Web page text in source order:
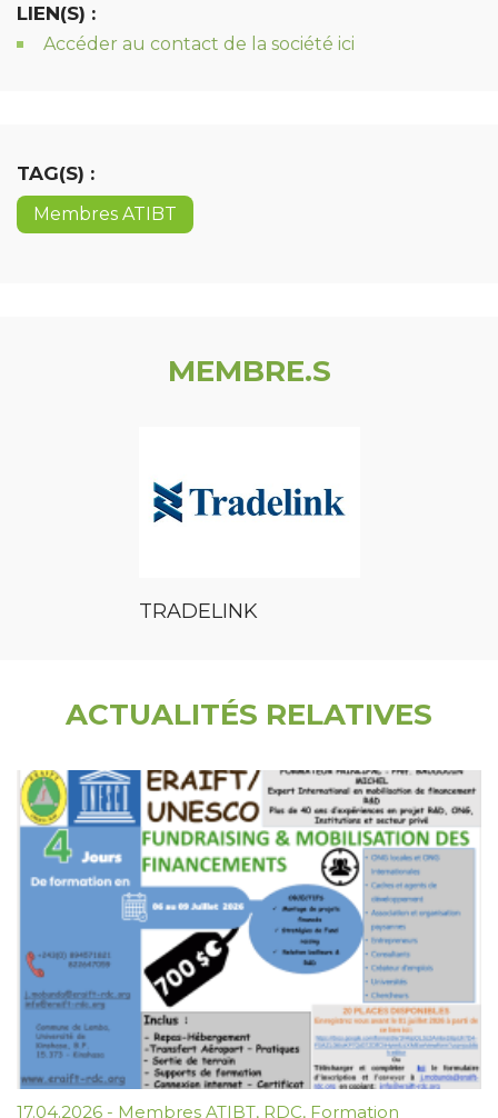
LIEN(S) :
Accéder au contact de la société ici
TAG(S) :
Membres ATIBT
MEMBRE.S
TRADELINK
ACTUALITÉS RELATIVES
17.04.2026 - Membres ATIBT, RDC, Formation